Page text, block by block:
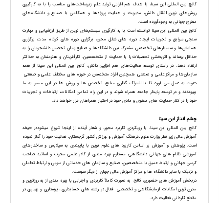
کالج بین المللی ابن سینا، با هدف هم افزایی تولید علم، زیرساخت‌های مناسب را با به کارگیری
روش‌های نوین انتقال دانش، مدیریت و هدایت پروژه‌ها و همگامی با صنایع و دانشگاه‌های
مطرح جهانی به وجودآورده است.
کالج بین المللی ابن سینا توانسته است با به کارگیری سیستم‌های نوین از طریق ارزشیابی و مهارت
سنجی سوابق و تجربیات، ایجاد دوره های شغل محور، برگزاری دوره های کوتاه مدت، برگزاری
همایش‌ها و سمینارهای تخصصی مشترک بین دانشگاه‌ها و صنایع زمان تحصیل دانشجویان را به
حداقل برساند و اثربخشی تحصیلات را با حمایت از متخصصین، کارآفرینان و هنرمندان به حداکثر
ارتقاء دهد. در راستای توسعه فعالیت‌های هم افزایی دانش، کالج بین المللی ابن سینا از همه
سازمان‌ها و مراکز علمی و صنعتی، همچنین افراد متخصص در حوزه های مختلف علمی و صنعتی
دعوت به عمل می آورد، تا با اشتراک گذاری منابع، تخصص ها و روش ها در این مسیر به ما
بپیوندند و در توسعه پایدار جامعه همراه شوند و در این راه تمامی امکانات، ارتباطات و تجربیات
خود را در کنار حمایت های معنوی و مادی خود در اختیار همراهان قرار خواهد داد.
چشم انداز ابن سینا
کالج بین المللی ابن سینا، با رویکردی کاربرد محور، و شعار آینده از اینجا شروع میشوددر حیطه
آموزش عالی زیر نظر وزارت علوم ،فرهنگ آموزش و ورزش کشور گرجستان، فعالیت خود را آغاز نموده
است. پژوهش و آموزش بر اساس کاربرد های علوم نوین با پایبندی به سیلابس و ساختارهای
آموزشی نظام های جهانی دانشگاهی، مستلزم بهره مندی از کادر علمی مجرب و اساتید صاحب
کرسی جهانی و ارتباط عمیق با متخصصین، صنایع و سازمان های خدماتی از سویی و ارتباط تعاملی
و نزدیک با سایر دانشگاه ها و مراکز آموزش عالی جهان از دیگر سوست.
دربخش آموزش های حضوری، کالج به صورت کاملاً کاربردی و اجرایی با بهره مندی از به روزترین و
مدرن ترین امکانات آزمایشگاهی و تخصصی فعال در رشته های حسابداری ، پرستاری و بهیاری در
مقطع کاردانی فعالیت دارد.